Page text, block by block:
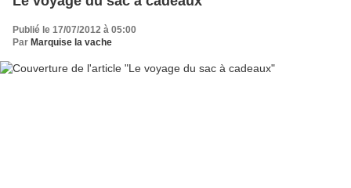
Publié le 17/07/2012 à 05:00
Par Marquise la vache